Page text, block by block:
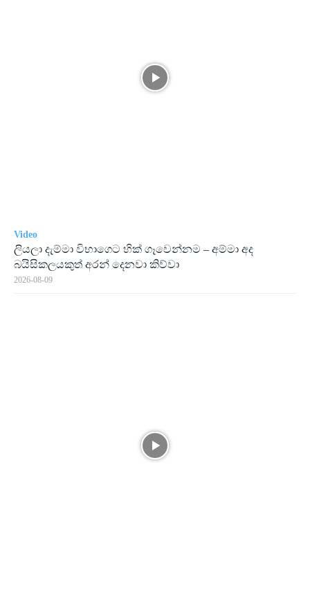
Video
ලියලා දැම්මා විභාගෙට හික් ගෑවෙන්නම – අම්මා අද
බයිසිකලයකුත් අරන් දෙනවා කිව්වා
2026-08-09